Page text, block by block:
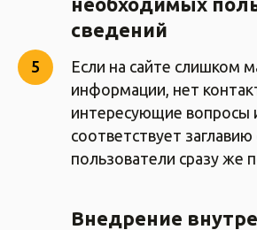
сведений
Если на сайте слишком
информации, нет
интересующие вопросы
соответствует заглавию
пользователи сразу же
Внедрение